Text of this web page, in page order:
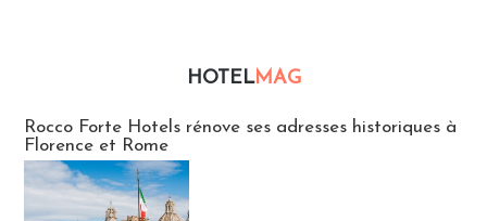
HOTELMAG
Rocco Forte Hotels rénove ses adresses historiques à
Florence et Rome